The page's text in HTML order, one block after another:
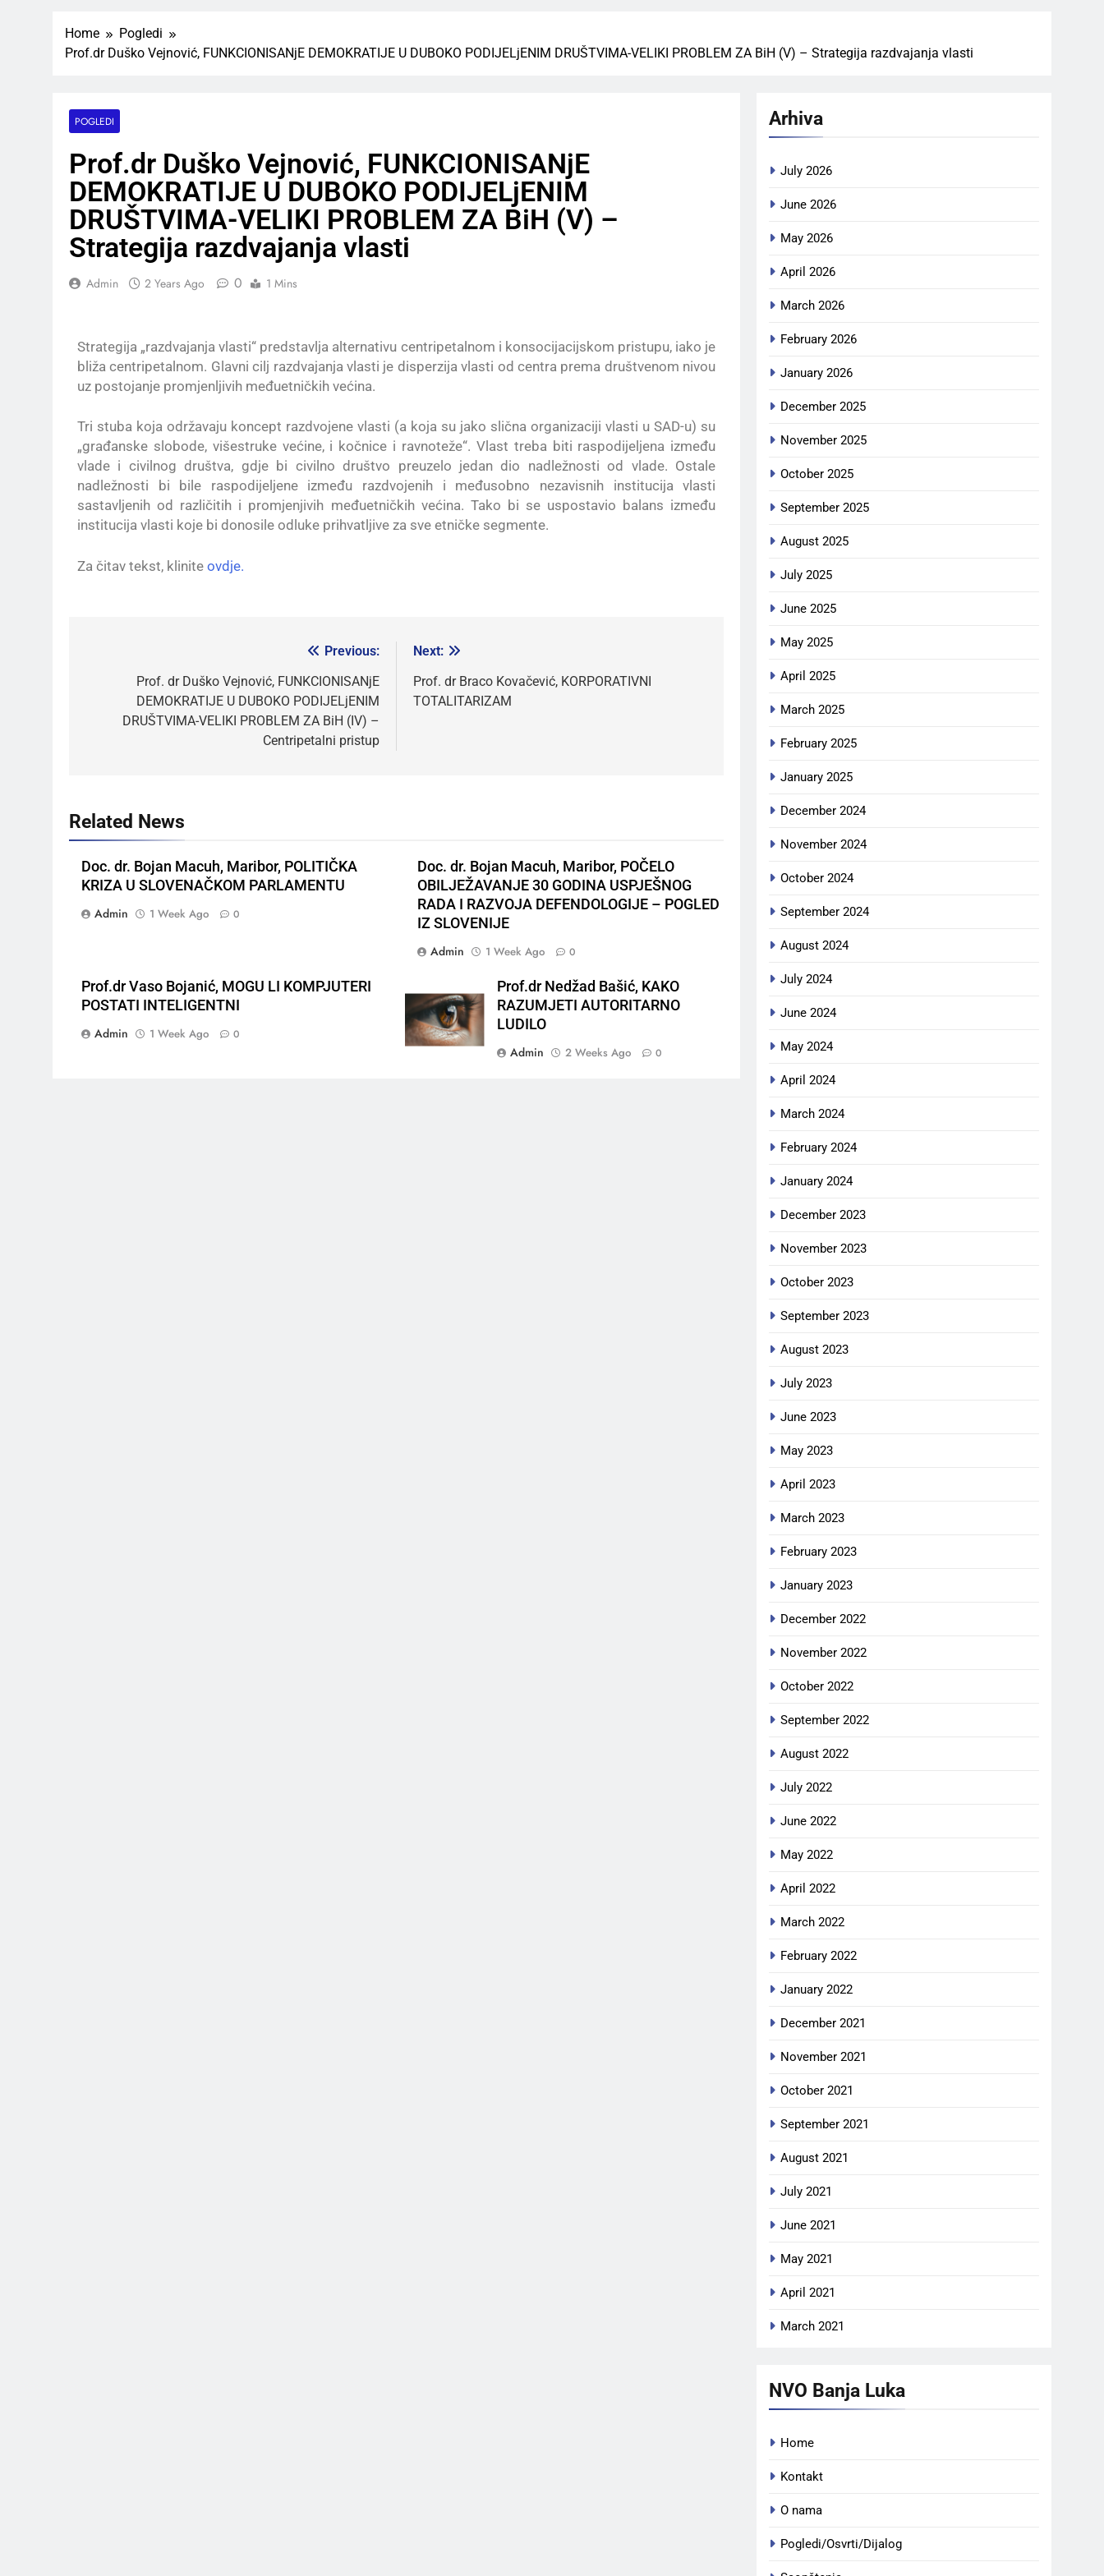
Home
Pogledi
Prof.dr Duško Vejnović, FUNKCIONISANjE DEMOKRATIJE U DUBOKO PODIJELjENIM DRUŠTVIMA-VELIKI PROBLEM ZA BiH (V) – Strategija razdvajanja vlasti
POGLEDI
Prof.dr Duško Vejnović, FUNKCIONISANjE
DEMOKRATIJE U DUBOKO PODIJELjENIM
DRUŠTVIMA-VELIKI PROBLEM ZA BiH (V) –
Strategija razdvajanja vlasti
Admin 2 Years Ago 0 1 Mins
Strategija „razdvajanja vlasti“ predstavlja alternativu centripetalnom i konsocijacijskom pristupu, iako je
bliža centripetalnom. Glavni cilj razdvajanja vlasti je disperzija vlasti od centra prema društvenom nivou
uz postojanje promjenljivih međuetničkih većina.
Tri stuba koja održavaju koncept razdvojene vlasti (a koja su jako slična organizaciji vlasti u SAD-u) su
„građanske slobode, višestruke većine, i kočnice i ravnoteže“. Vlast treba biti raspodijeljena između
vlade i civilnog društva, gdje bi civilno društvo preuzelo jedan dio nadležnosti od vlade. Ostale
nadležnosti bi bile raspodijeljene između razdvojenih i međusobno nezavisnih institucija vlasti
sastavljenih od različitih i promjenjivih međuetničkih većina. Tako bi se uspostavio balans između
institucija vlasti koje bi donosile odluke prihvatljive za sve etničke segmente.
Za čitav tekst, klinite ovdje.
Previous:
Prof. dr Duško Vejnović, FUNKCIONISANjE
DEMOKRATIJE U DUBOKO PODIJELjENIM
DRUŠTVIMA-VELIKI PROBLEM ZA BiH (IV) –
Centripetalni pristup
Next:
Prof. dr Braco Kovačević, KORPORATIVNI
TOTALITARIZAM
Related News
Doc. dr. Bojan Macuh, Maribor, POLITIČKA
KRIZA U SLOVENAČKOM PARLAMENTU
Admin
1 Week Ago 0
Doc. dr. Bojan Macuh, Maribor, POČELO
OBILJEŽAVANJE 30 GODINA USPJEŠNOG
RADA I RAZVOJA DEFENDOLOGIJE – POGLED
IZ SLOVENIJE
Admin
1 Week Ago 0
Prof.dr Vaso Bojanić, MOGU LI KOMPJUTERI
POSTATI INTELIGENTNI
Admin
1 Week Ago 0
Prof.dr Nedžad Bašić, KAKO
RAZUMJETI AUTORITARNO
LUDILO
Admin
2 Weeks Ago 0
Arhiva
July 2026
June 2026
May 2026
April 2026
March 2026
February 2026
January 2026
December 2025
November 2025
October 2025
September 2025
August 2025
July 2025
June 2025
May 2025
April 2025
March 2025
February 2025
January 2025
December 2024
November 2024
October 2024
September 2024
August 2024
July 2024
June 2024
May 2024
April 2024
March 2024
February 2024
January 2024
December 2023
November 2023
October 2023
September 2023
August 2023
July 2023
June 2023
May 2023
April 2023
March 2023
February 2023
January 2023
December 2022
November 2022
October 2022
September 2022
August 2022
July 2022
June 2022
May 2022
April 2022
March 2022
February 2022
January 2022
December 2021
November 2021
October 2021
September 2021
August 2021
July 2021
June 2021
May 2021
April 2021
March 2021
NVO Banja Luka
Home
Kontakt
O nama
Pogledi/Osvrti/Dijalog